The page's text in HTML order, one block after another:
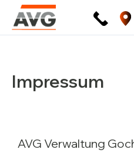
Inhalt
springen
Impressum
AVG Verwaltung